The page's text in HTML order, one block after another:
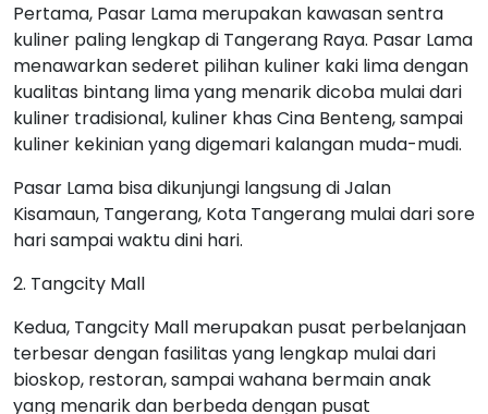
Pertama, Pasar Lama merupakan kawasan sentra
kuliner paling lengkap di Tangerang Raya. Pasar Lama
menawarkan sederet pilihan kuliner kaki lima dengan
kualitas bintang lima yang menarik dicoba mulai dari
kuliner tradisional, kuliner khas Cina Benteng, sampai
kuliner kekinian yang digemari kalangan muda-mudi.
Pasar Lama bisa dikunjungi langsung di Jalan
Kisamaun, Tangerang, Kota Tangerang mulai dari sore
hari sampai waktu dini hari.
2. Tangcity Mall
Kedua, Tangcity Mall merupakan pusat perbelanjaan
terbesar dengan fasilitas yang lengkap mulai dari
bioskop, restoran, sampai wahana bermain anak
yang menarik dan berbeda dengan pusat